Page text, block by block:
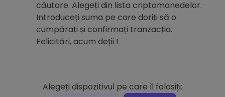
căutare. Alegeți din lista criptomonedelor.
Introduceți suma pe care doriți să o
cumpărați și confirmați tranzacția.
Felicitări, acum deții !
Alegeți dispozitivul pe care îl folosiți: